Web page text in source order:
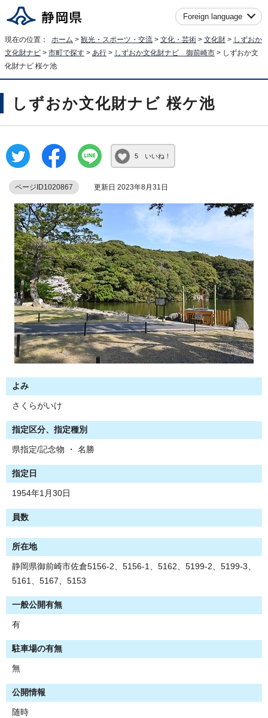
Foreign language
現在の位置： ホーム > 観光・スポーツ・交流 > 文化・芸術 > 文化財 > しずおか
文化財ナビ > 市町で探す > あ行 > しずおか文化財ナビ 御前崎市 > しずおか文
化財ナビ 桜ケ池
しずおか文化財ナビ 桜ケ池
5 いいね！
ページID1020867 更新日 2023年8月31日
よみ
さくらがいけ
指定区分、指定種別
県指定/記念物 ・ 名勝
指定日
1954年1月30日
員数
所在地
静岡県御前崎市佐倉5156-2、5156-1、5162、5199-2、5199-3、
5161、5167、5153
一般公開有無
有
駐車場の有無
無
公開情報
随時